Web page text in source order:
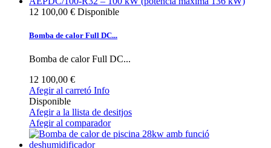
12 100,00 € Disponible
Bomba de calor Full DC...
Bomba de calor Full DC...
12 100,00 €
Afegir al carretó Info
Disponible
Afegir a la llista de desitjos
Afegir al comparador